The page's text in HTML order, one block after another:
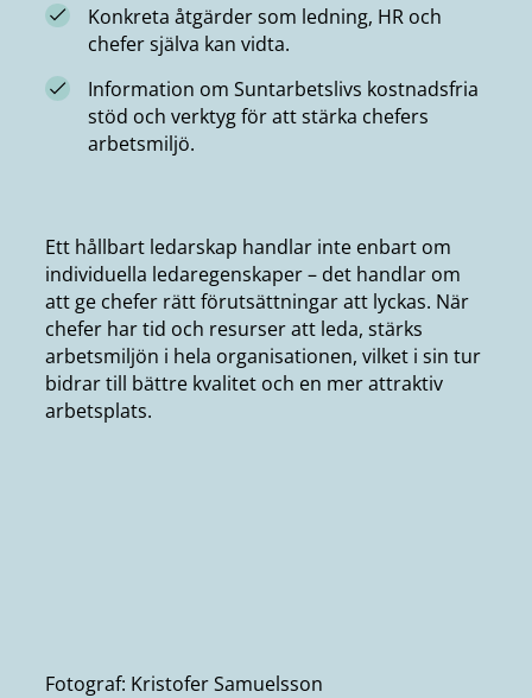
Konkreta åtgärder som ledning, HR och
chefer själva kan vidta.
Information om Suntarbetslivs kostnadsfria
stöd och verktyg för att stärka chefers
arbetsmiljö.
Ett hållbart ledarskap handlar inte enbart om
individuella ledaregenskaper – det handlar om
att ge chefer rätt förutsättningar att lyckas. När
chefer har tid och resurser att leda, stärks
arbetsmiljön i hela organisationen, vilket i sin tur
bidrar till bättre kvalitet och en mer attraktiv
arbetsplats.
Fotograf: Kristofer Samuelsson